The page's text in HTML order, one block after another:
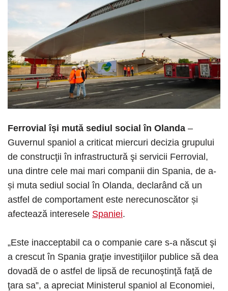
Ferrovial își mută sediul social în Olanda –
Guvernul spaniol a criticat miercuri decizia grupului
de construcţii în infrastructură şi servicii Ferrovial,
una dintre cele mai mari companii din Spania, de a-
și muta sediul social în Olanda, declarând că un
astfel de comportament este nerecunoscător și
afectează interesele Spaniei.
„Este inacceptabil ca o companie care s-a născut şi
a crescut în Spania graţie investiţiilor publice să dea
dovadă de o astfel de lipsă de recunoştinţă faţă de
ţara sa”, a apreciat Ministerul spaniol al Economiei,